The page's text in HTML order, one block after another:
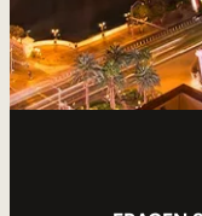
Externe